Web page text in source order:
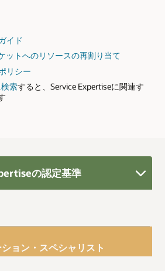
イド
ットへのリソースの再割り当て
リシー
索すると、Service Expertiseに関連す
の認定基準
ョン・スペシャリスト